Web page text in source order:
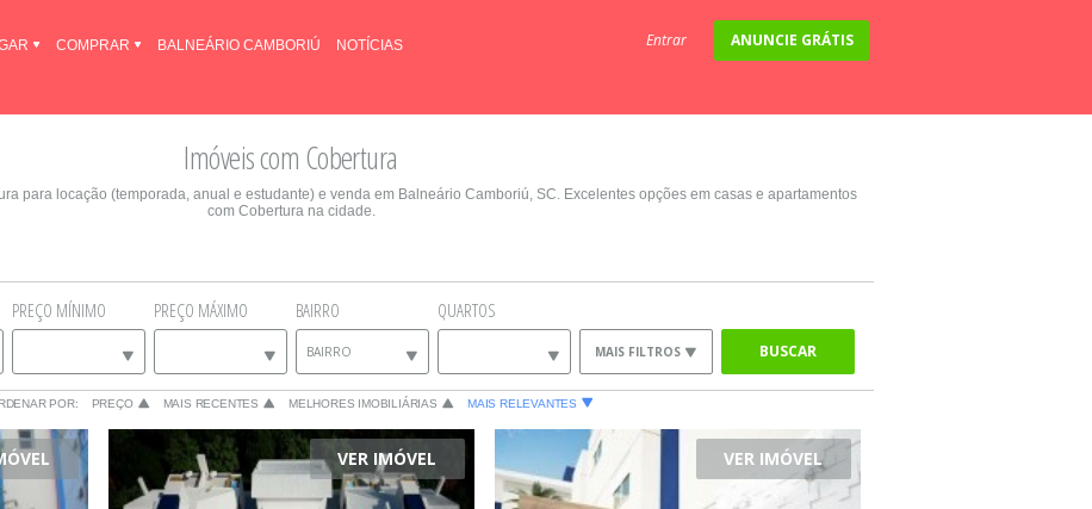
COMPRAR BALNEÁRIO CAMBORIÚ NOTÍCIAS Entrar ANUNCIE GRÁTIS
Imóveis com Cobertura
para locação (temporada, anual e estudante) e venda em Balneário Camboriú, SC. Excelentes opções em casas e apartamentos
com Cobertura na cidade.
PREÇO MÍNIMO PREÇO MÁXIMO BAIRRO
BAIRRO
QUARTOS
MAIS FILTROS BUSCAR
POR: PREÇO MAIS RECENTES MELHORES IMOBILIÁRIAS MAIS RELEVANTES
VER IMÓVEL VER IMÓVEL